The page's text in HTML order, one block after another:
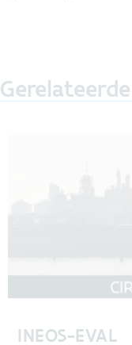
INEOS-EVAL